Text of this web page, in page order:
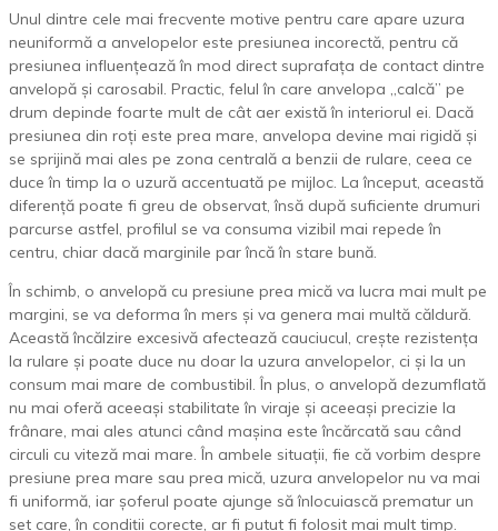
Unul dintre cele mai frecvente motive pentru care apare uzura
neuniformă a anvelopelor este presiunea incorectă, pentru că
presiunea influențează în mod direct suprafața de contact dintre
anvelopă și carosabil. Practic, felul în care anvelopa „calcă” pe
drum depinde foarte mult de cât aer există în interiorul ei. Dacă
presiunea din roți este prea mare, anvelopa devine mai rigidă și
se sprijină mai ales pe zona centrală a benzii de rulare, ceea ce
duce în timp la o uzură accentuată pe mijloc. La început, această
diferență poate fi greu de observat, însă după suficiente drumuri
parcurse astfel, profilul se va consuma vizibil mai repede în
centru, chiar dacă marginile par încă în stare bună.
În schimb, o anvelopă cu presiune prea mică va lucra mai mult pe
margini, se va deforma în mers și va genera mai multă căldură.
Această încălzire excesivă afectează cauciucul, crește rezistența
la rulare și poate duce nu doar la uzura anvelopelor, ci și la un
consum mai mare de combustibil. În plus, o anvelopă dezumflată
nu mai oferă aceeași stabilitate în viraje și aceeași precizie la
frânare, mai ales atunci când mașina este încărcată sau când
circuli cu viteză mai mare. În ambele situații, fie că vorbim despre
presiune prea mare sau prea mică, uzura anvelopelor nu va mai
fi uniformă, iar șoferul poate ajunge să înlocuiască prematur un
set care, în condiții corecte, ar fi putut fi folosit mai mult timp.